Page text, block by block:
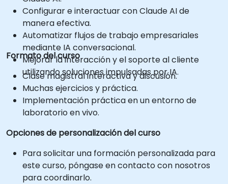
Configurar e interactuar con Claude AI de
manera efectiva.
Automatizar flujos de trabajo empresariales
mediante IA conversacional.
Mejorar la interacción y el soporte al cliente
utilizando soluciones impulsadas por IA.
Formato del curso
Clase magistral interactiva y discusión.
Muchas ejercicios y práctica.
Implementación práctica en un entorno de
laboratorio en vivo.
Opciones de personalización del curso
Para solicitar una formación personalizada para
este curso, póngase en contacto con nosotros
para coordinarlo.